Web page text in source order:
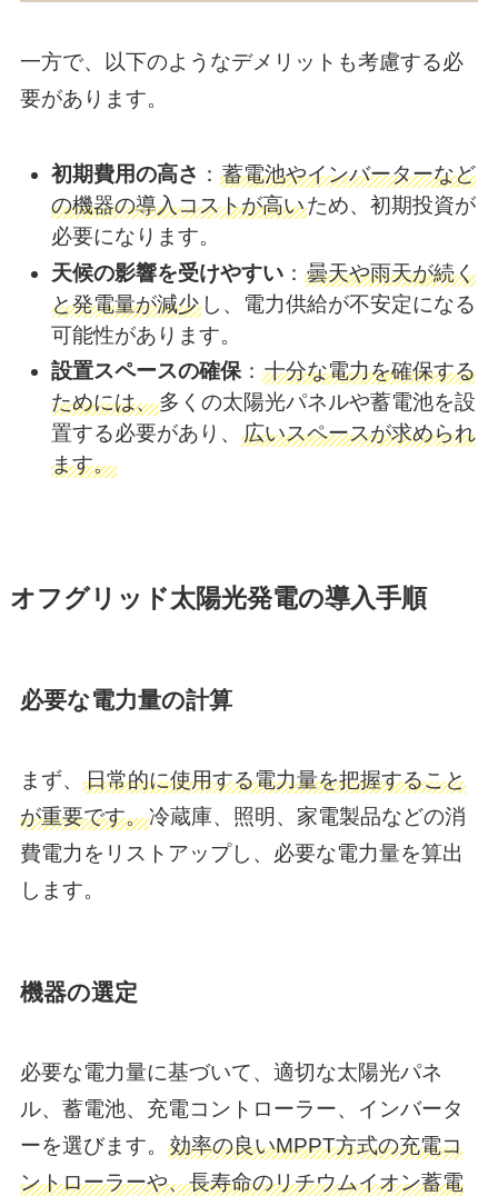
一方で、以下のようなデメリットも考慮する必
要があります。
初期費用の高さ ：蓄電池やインバーターなど
の機器の導入コストが高いため、初期投資が
必要になります。
天候の影響を受けやすい ：曇天や雨天が続く
と発電量が減少 し、電力供給が不安定になる
可能性があります。
設置スペースの確保：十分な電力を確保する
ためには、多くの太陽光パネルや蓄電池を設
置する必要があり、広いスペースが求められ
ます。
オフグリッド太陽光発電の導入手順
必要な電力量の計算
まず、 日常的に使用する電力量を把握すること
が重要です。冷蔵庫、照明、家電製品などの消
費電力をリストアップし、必要な電力量を算出
します。
機器の選定
必要な電力量に基づいて、適切な太陽光パネ
ル、蓄電池、充電コントローラー、インバータ
ーを選びます。 効率の良いMPPT方式の充電コ
ントローラーや、長寿命のリチウムイオン蓄電